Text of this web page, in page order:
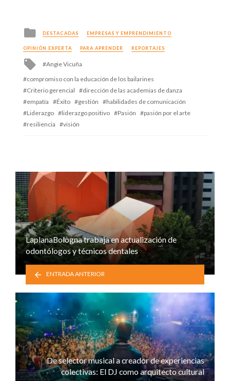
Posted
in
DESTACADAS EMPRESAS Y EMPRENDIMIENTO
OPINIÓN EXPERTA PARA APRENDER REPORTAJES
Tagged
with
Angie Vicuña
compromiso con la educación de los bailarines
Criterio gerencial
dirección de las academias de danza
empatía
Éxito gestión
habilidades de comunicación
Liderazgo
liderazgo positivo Pasión
pasión por el arte
resiliencia
visión
LaplanaBologna trabaja en actualización de
odontólogos y técnicos dentales
ENTRADA ANTERIOR
De selector musical a creador de experiencias
colectivas: El DJ como arquitecto cultural